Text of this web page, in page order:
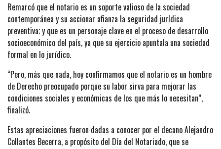
Remarcó que el notario es un soporte valioso de la sociedad
contemporánea y su accionar afianza la seguridad jurídica
preventiva; y que es un personaje clave en el proceso de desarrollo
socioeconómico del país, ya que su ejercicio apuntala una sociedad
formal en lo jurídico.
“Pero, más que nada, hoy confirmamos que el notario es un hombre
de Derecho preocupado porque su labor sirva para mejorar las
condiciones sociales y económicas de los que más lo necesitan”,
finalizó.
Estas apreciaciones fueron dadas a conocer por el decano Alejandro
Collantes Becerra, a propósito del Día del Notariado, que se